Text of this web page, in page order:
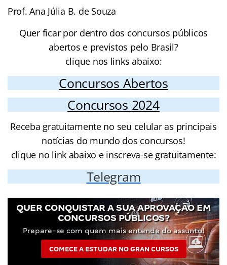
Prof. Ana Júlia B. de Souza
Quer ficar por dentro dos concursos públicos
abertos e previstos pelo Brasil?
clique nos links abaixo:
Concursos Abertos
Concursos 2024
Receba gratuitamente no seu celular as principais
notícias do mundo dos concursos!
clique no link abaixo e inscreva-se gratuitamente:
Telegram
QUER CONQUISTAR A SUA APROVAÇÃO EM
CONCURSOS PÚBLICOS?
Prepare-se com quem mais entende do assunto!
COMECE A ESTUDAR NO GRAN CURSOS